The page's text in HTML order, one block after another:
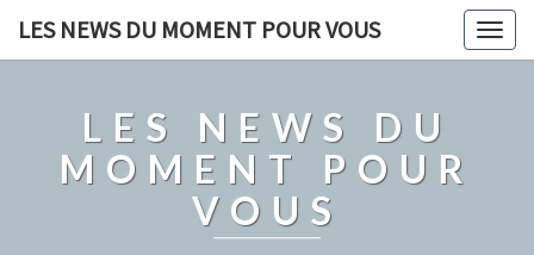
LES NEWS DU MOMENT POUR VOUS
LES NEWS DU
MOMENT POUR
VOUS